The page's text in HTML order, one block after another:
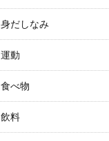
身だしなみ
運動
食べ物
飲料